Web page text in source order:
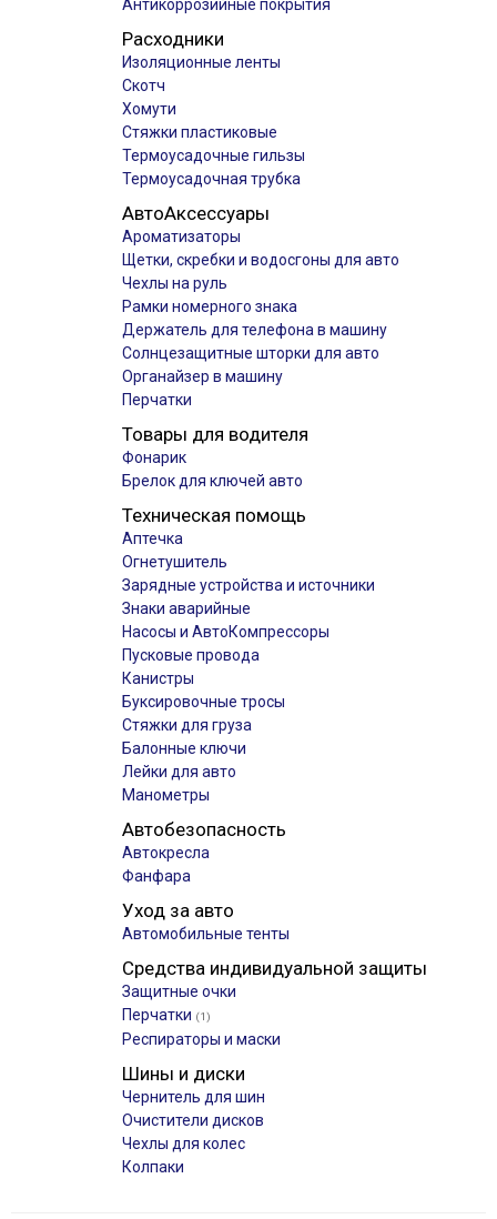
Антикоррозийные покрытия
Расходники
Изоляционные ленты
Скотч
Хомути
Стяжки пластиковые
Термоусадочные гильзы
Термоусадочная трубка
АвтоАксессуары
Ароматизаторы
Щетки, скребки и водосгоны для авто
Чехлы на руль
Рамки номерного знака
Держатель для телефона в машину
Солнцезащитные шторки для авто
Органайзер в машину
Перчатки
Товары для водителя
Фонарик
Брелок для ключей авто
Техническая помощь
Аптечка
Огнетушитель
Зарядные устройства и источники
Знаки аварийные
Насосы и АвтоКомпрессоры
Пусковые провода
Канистры
Буксировочные тросы
Стяжки для груза
Балонные ключи
Лейки для авто
Манометры
Автобезопасность
Автокресла
Фанфара
Уход за авто
Автомобильные тенты
Средства индивидуальной защиты
Защитные очки
Перчатки (1)
Респираторы и маски
Шины и диски
Чернитель для шин
Очистители дисков
Чехлы для колес
Колпаки